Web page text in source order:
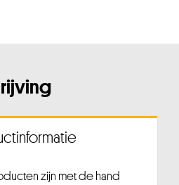
zijn met de hand